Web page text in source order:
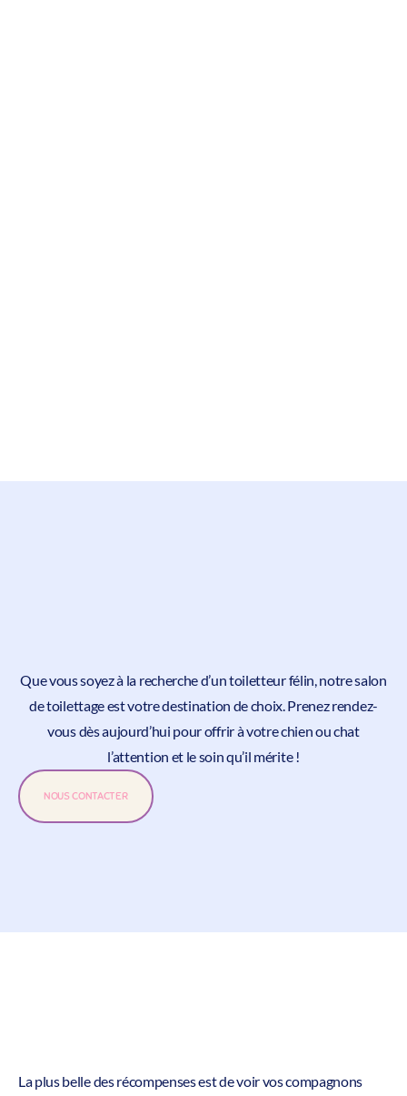
Que vous soyez à la recherche d’un toiletteur félin, notre salon
de toilettage est votre destination de choix.Prenez rendez-
vousdès aujourd’hui pour offrir à votre chien ou chat
l’attention et le soin qu’il mérite !
NOUS CONTACTER
La plus belle des récompenses est de voir vos compagnons